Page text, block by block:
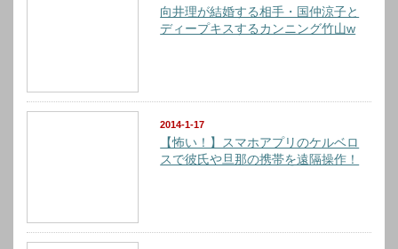
向井理が結婚する相手・国仲涼子と
ディープキスするカンニング竹山w
2014-1-17
【怖い！】スマホアプリのケルベロ
スで彼氏や旦那の携帯を遠隔操作！